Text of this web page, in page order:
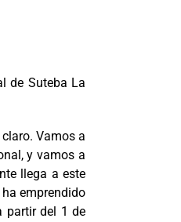
de Suteba La
Vamos a
y vamos a
llega a este
emprendido
partir del 1 de